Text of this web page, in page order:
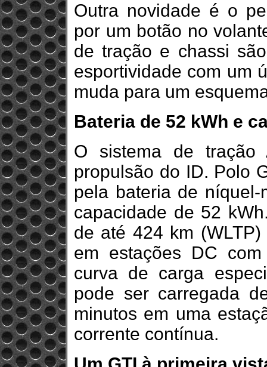
Outra novidade é o
por um botão no
de tração e chassi
esportividade com um
muda para um
Bateria de 52 kWh e
O sistema de tração
propulsão do ID. Polo
pela bateria de níquel-
capacidade de 52
de até 424 km
em estações DC
curva de carga
pode ser carregada
minutos em uma
corrente contínua.